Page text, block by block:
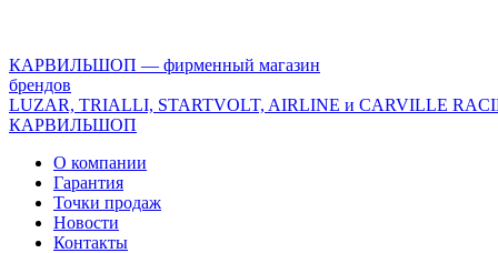
version="1.0"
encoding="utf-
8"?
>
КАРВИЛЬШОП — фирменный магазин
брендов
LUZAR, TRIALLI, STARTVOLT, AIRLINE и CARVILLE
КАРВИЛЬШОП
О компании
Гарантия
Точки продаж
Новости
Контакты